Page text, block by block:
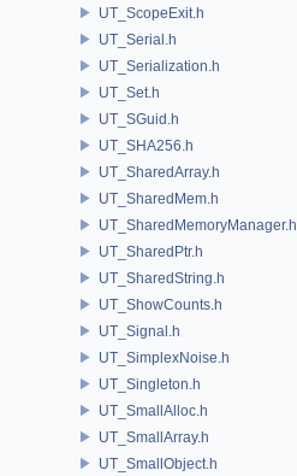
UT_ScopeExit.h
UT_Serial.h
UT_Serialization.h
UT_Set.h
UT_SGuid.h
UT_SHA256.h
UT_SharedArray.h
UT_SharedMem.h
UT_SharedMemoryManager.h
UT_SharedPtr.h
UT_SharedString.h
UT_ShowCounts.h
UT_Signal.h
UT_SimplexNoise.h
UT_Singleton.h
UT_SmallAlloc.h
UT_SmallArray.h
UT_SmallObject.h